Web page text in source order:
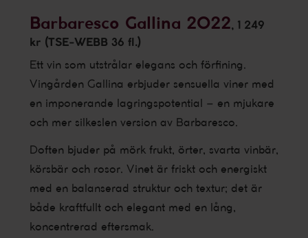
Barbaresco Gallina 2022, 1 249
kr (TSE-WEBB 36 fl.)
Ett vin som utstrålar elegans och förfining.
Vingården Gallina erbjuder sensuella viner med
en imponerande lagringspotential – en mjukare
och mer silkeslen version av Barbaresco.
Doften bjuder på mörk frukt, örter, svarta vinbär,
körsbär och rosor. Vinet är friskt och energiskt
med en balanserad struktur och textur; det är
både kraftfullt och elegant med en lång,
koncentrerad eftersmak.